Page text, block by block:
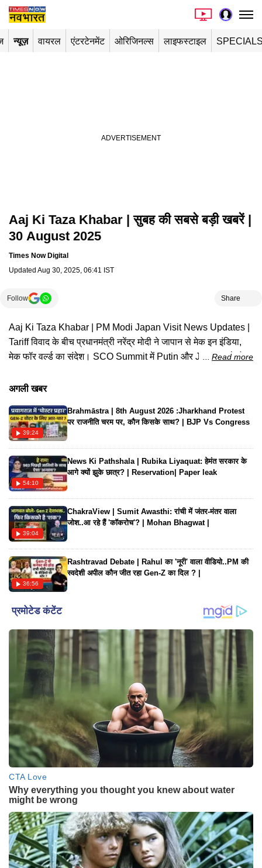
न्यूज़ वायरल एंटरटेनमेंट ओरिजिनल्स लाइफस्टाइल
Aaj Ki Taza Khabar | सुबह की सबसे बड़ी खबरें |
30 August 2025
Times Now Digital
Updated Aug 30, 2025, 06:41 IST
Follow Share
Aaj Ki Taza Khabar | PM Modi Japan Visit News Updates |
Tariff विवाद के बीच प्रधानमंत्री नरेंद्र मोदी ने जापान से मेक इन इंडिया,
मेक फॉर वर्ल्ड का संदेश। SCO Summit में Putin और Jinping से होगी
सकती है। देखिए Times Now Navbharat पर पूरी खबर
Read more
अगली खबर
39:24
Brahmāstra | 8th August 2026 :Jharkhand Protest
पर राजनीति चरम पर, कौन किसके साथ? | BJP Vs Congress
54:10
News Ki Pathshala | Rubika Liyaquat: हेमंत सरकार के
आगे क्यों झुके छात्र? | Reservation| Paper leak
39:04
ChakraView | Sumit Awasthi: रांची में जंतर-मंतर वाला
जोश..आ रहे हैं 'कॉकरोच'? | Mohan Bhagwat |
36:56
Rashtravad Debate | Rahul का 'नूरी' वाला वीडियो..PM की
स्वदेशी अपील कौन जीत रहा Gen-Z का दिल ? |